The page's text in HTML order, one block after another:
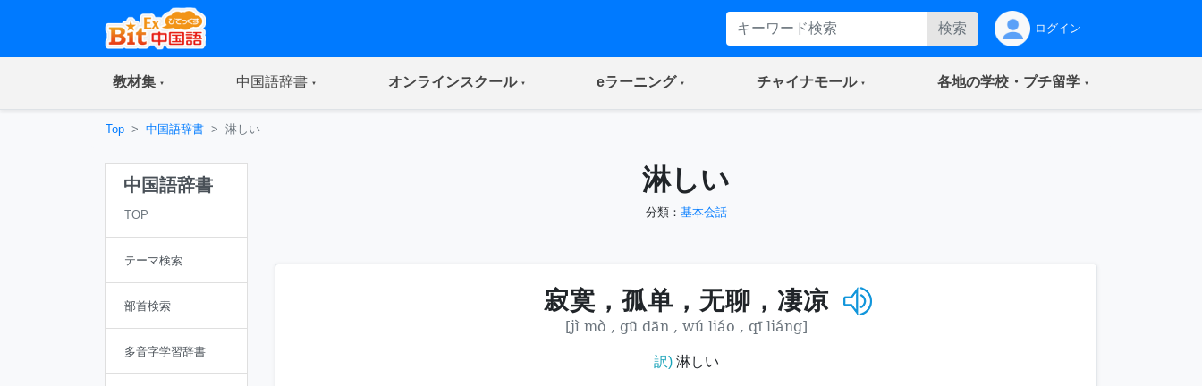
検索 ログイン
教材集(current) 中国語辞書(current) オンラインスクール(current) eラーニング(current) チャイナモール(current) 各地の学校・プチ留学(current)
Top 中国語辞書 淋しい
中国語辞書
TOP
テーマ検索
部首検索
多音字学習辞書
淋しい
分類： 基本会話
寂寞，孤单，无聊，凄凉
[jì mò , gū dān , wú liáo , qī liáng]
訳)淋しい